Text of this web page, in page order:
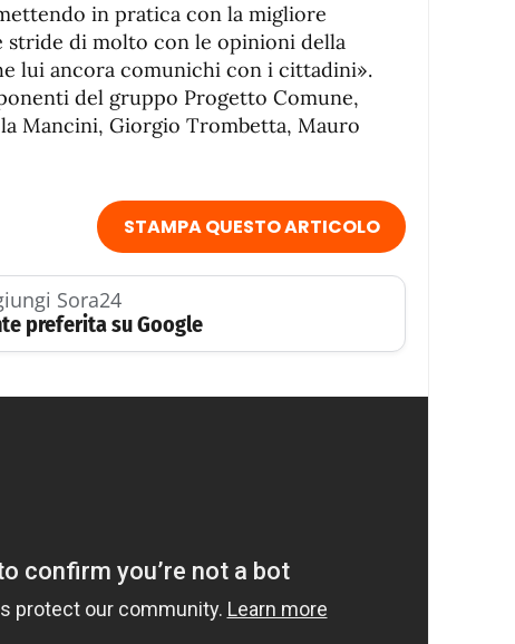
in pratica con la migliore
stride di molto con le opinioni della
lui ancora comunichi con i cittadini».
del gruppo Progetto Comune,
Mancini, Giorgio Trombetta, Mauro
STAMPA QUESTO ARTICOLO
Sora24
preferita su Google